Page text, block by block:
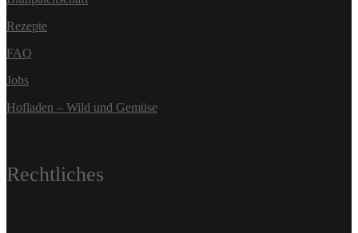
Rezepte
FAQ
Jobs
Hofladen – Wild und Gemüse
Rechtliches